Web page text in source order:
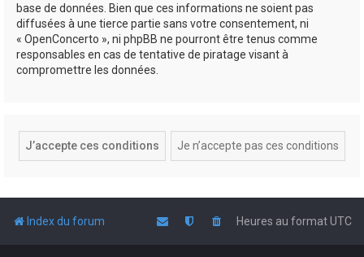
base de données. Bien que ces informations ne soient pas
diffusées à une tierce partie sans votre consentement, ni
« OpenConcerto », ni phpBB ne pourront être tenus comme
responsables en cas de tentative de piratage visant à
compromettre les données.
Index du forum Heures au formatUTC